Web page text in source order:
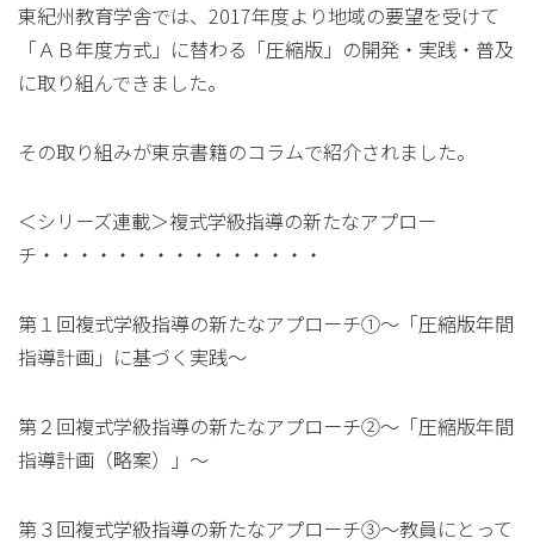
東紀州教育学舎では、2017年度より地域の要望を受けて
「ＡＢ年度方式」に替わる「圧縮版」の開発・実践・普及
に取り組んできました。
その取り組みが東京書籍のコラムで紹介されました。
＜シリーズ連載＞複式学級指導の新たなアプロー
チ・・・・・・・・・・・・・・・
第１回複式学級指導の新たなアプローチ①～「圧縮版年間
指導計画」に基づく実践～
第２回複式学級指導の新たなアプローチ②～「圧縮版年間
指導計画（略案）」～
第３回複式学級指導の新たなアプローチ③～教員にとって